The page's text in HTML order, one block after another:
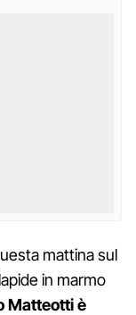
mattina sul
in marmo
Matteotti è